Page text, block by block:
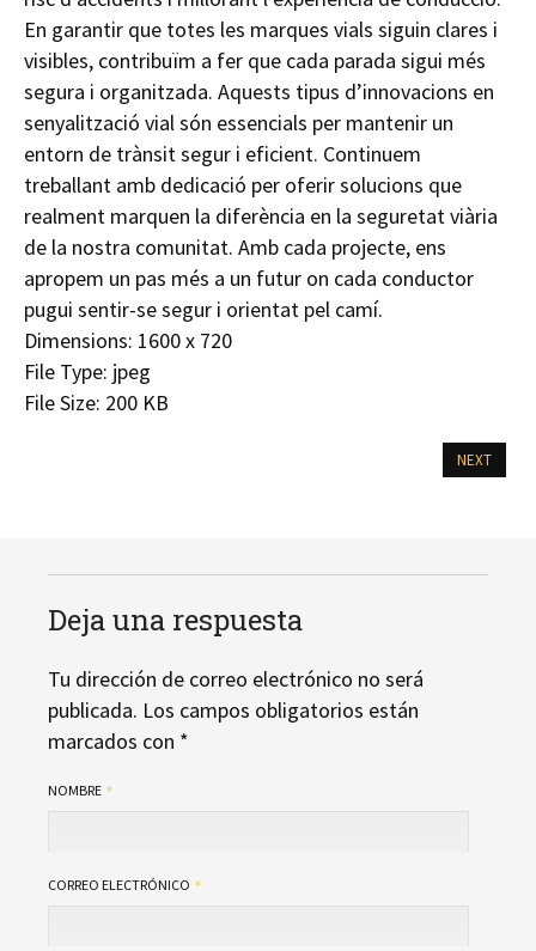
En garantir que totes les marques vials siguin clares i
visibles, contribuïm a fer que cada parada sigui més
segura i organitzada. Aquests tipus d’innovacions en
senyalització vial són essencials per mantenir un
entorn de trànsit segur i eficient. Continuem
treballant amb dedicació per oferir solucions que
realment marquen la diferència en la seguretat viària
de la nostra comunitat. Amb cada projecte, ens
apropem un pas més a un futur on cada conductor
pugui sentir-se segur i orientat pel camí.
Dimensions: 1600 x 720
File Type: jpeg
File Size: 200 KB
NEXT
Deja una respuesta
Tu dirección de correo electrónico no será
publicada. Los campos obligatorios están
marcados con *
NOMBRE
CORREO ELECTRÓNICO